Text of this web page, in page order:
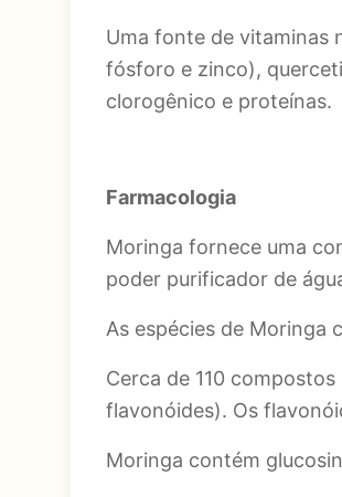
Uma fonte de vitaminas
fósforo e zinco),
clorogênico e proteínas.
Farmacologia
Moringa fornece uma
poder purificador de
As espécies de
Cerca de 110
flavonóides). Os
Moringa contém